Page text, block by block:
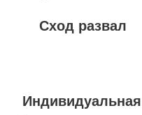
Сход развал